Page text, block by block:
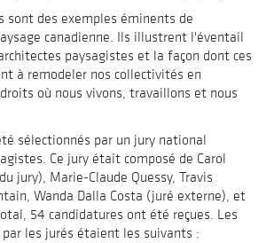
sont des exemples éminents de
canadienne. Ils illustrent l'éventail
paysagistes et la façon dont ces
à remodeler nos collectivités en
où nous vivons, travaillons et nous
sélectionnés par un jury national
Ce jury était composé de Carol
jury), Marie-Claude Quessy, Travis
Wanda Dalla Costa (juré externe), et
54 candidatures ont été reçues. Les
les jurés étaient les suivants :